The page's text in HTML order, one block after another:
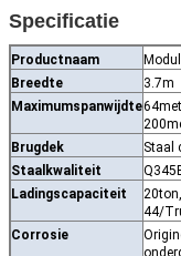
Specificatie
Productnaam
Breedte
3.7m
Maximumspanwijdte
Brugdek
Staal
Staalkwaliteit
Ladingscapaciteit
44/
Corrosie